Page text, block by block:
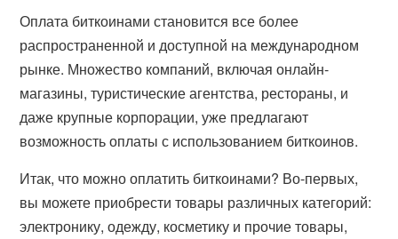
Оплата биткоинами становится все более
распространенной и доступной на международном
рынке. Множество компаний, включая онлайн-
магазины, туристические агентства, рестораны, и
даже крупные корпорации, уже предлагают
возможность оплаты с использованием биткоинов.
Итак, что можно оплатить биткоинами? Во-первых,
вы можете приобрести товары различных категорий:
электронику, одежду, косметику и прочие товары,